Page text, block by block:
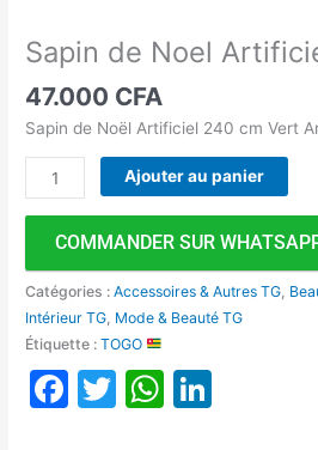
Sapin de Noel
47.000 CFA
Sapin de Noël Artificiel 240 cm Vert
Ajouter au panier
COMMANDER SUR
Catégories :Accessoires & Autres TG,
Intérieur TG, Mode & Beauté TG
Étiquette :TOGO
Facebook
Twitter